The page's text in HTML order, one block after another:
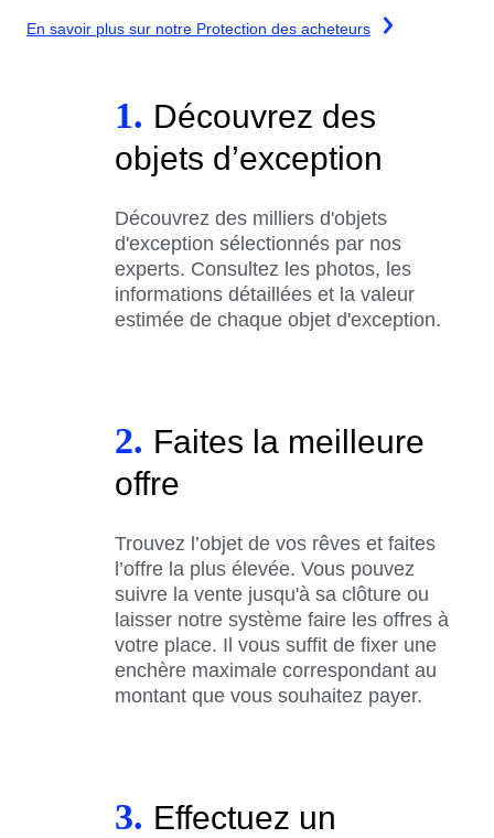
En savoir plus sur notre Protection des acheteurs
1. Découvrez des
objets d’exception
Découvrez des milliers d'objets
d'exception sélectionnés par nos
experts. Consultez les photos, les
informations détaillées et la valeur
estimée de chaque objet d'exception.
2. Faites la meilleure
offre
Trouvez l’objet de vos rêves et faites
l’offre la plus élevée. Vous pouvez
suivre la vente jusqu'à sa clôture ou
laisser notre système faire les offres à
votre place. Il vous suffit de fixer une
enchère maximale correspondant au
montant que vous souhaitez payer.
3. Effectuez un